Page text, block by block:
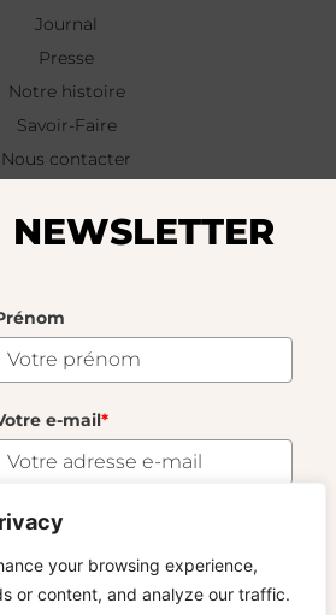
your browsing experience,
or content, and analyze our traffic.
Journal
Presse
Notre histoire
Savoir-Faire
Nous contacter
© 2024 – © La Soufflerie.
les designs et tous les contenus sont
NEWSLETTER
e-mail*